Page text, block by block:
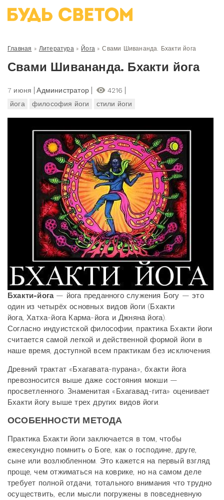
Главная » Литература» Йога » Свами Шивананда. Бхакти йога
Свами Шивананда. Бхакти йога
7 июня Администратор
4216
йога
философия йоги стили йоги
Бхакти-йога— йога преданного служения Богу — это
один из четырёх основных видов йоги (Бхакти
йога, Хатха-йога Карма-йога и Джняна йога).
Согласно индуистской философии, практика Бхакти йоги
считается самой легкой и действенной формой йоги в
наше время, доступной всем практикам без исключения.
Древний трактат «Бхагавата-пурана», бхакти йога
превозносится выше даже состояния мокши —
просветленного. Знаменитая «Бхагавад-гита» оценивает
Бхакти йогу выше трех других видов йоги.
ОСОБЕННОСТИ МЕТОДА
Практика Бхакти йоги заключается в том, чтобы
ежесекундно помнить о Боге, как о господине, друге,
сыне или возлюбленном. Это кажется на первый взгляд
проще, чем отжиматься на коврике, но на самом деле
требует полной отдачи, тотального внимания что трудно
осуществить, если мысли погружены в повседневную